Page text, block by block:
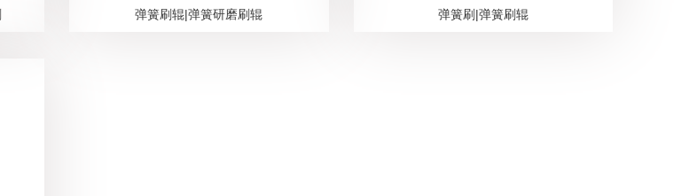
弹簧刷辊|弹簧研磨刷辊 弹簧刷|弹簧刷辊